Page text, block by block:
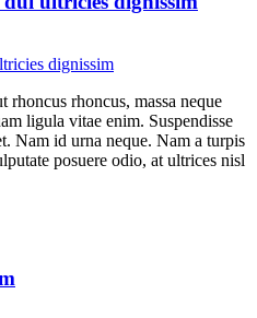
rhoncus rhoncus, massa neque
ligula vitae enim. Suspendisse
Nam id urna neque. Nam a turpis
posuere odio, at ultrices nisl